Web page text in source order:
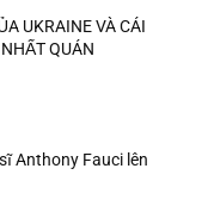
UKRAINE VÀ CÁI
QUÁN
Anthony Fauci lên